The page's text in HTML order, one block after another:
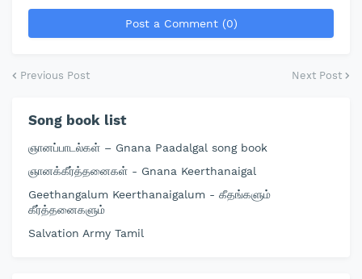
Post a Comment (0)
Previous Post Next Post
Song book list
ஞானப்பாடல்கள் – Gnana Paadalgal song book
ஞானக்கீர்த்தனைகள் - Gnana Keerthanaigal
Geethangalum Keerthanaigalum - கீதங்களும்
கீர்த்தனைகளும்
Salvation Army Tamil